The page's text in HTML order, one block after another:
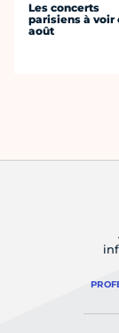
Les concerts
parisiens à voir
août